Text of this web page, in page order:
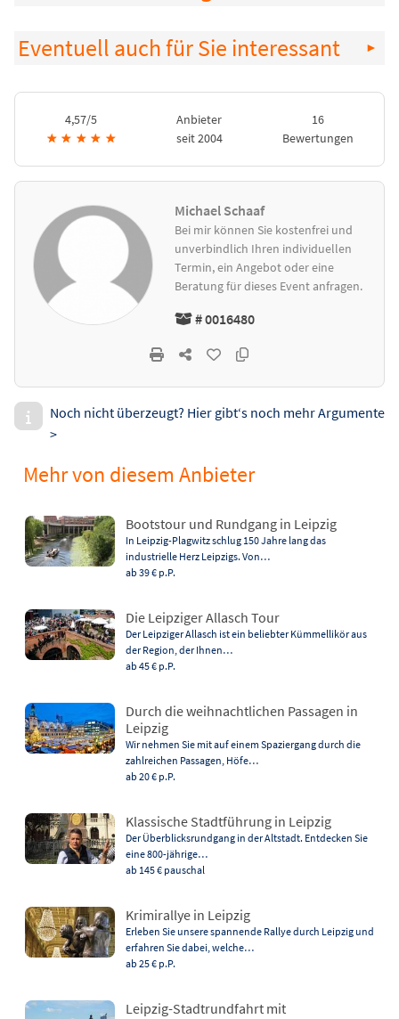
Eventuell auch für Sie interessant
4,57/5
★ ★ ★ ★ ★
Anbieter
seit 2004
16
Bewertungen
Michael Schaaf
Bei mir können Sie kostenfrei und
unverbindlich Ihren individuellen
Termin, ein Angebot oder eine
Beratung für dieses Event anfragen.
# 0016480
Noch nicht überzeugt? Hier gibt‘s noch mehr Argumente
>
Mehr von diesem Anbieter
Bootstour und Rundgang in Leipzig
In Leipzig-Plagwitz schlug 150 Jahre lang das
industrielle Herz Leipzigs. Von…
ab 39 € p.P.
Die Leipziger Allasch Tour
Der Leipziger Allasch ist ein beliebter Kümmellikör aus
der Region, der Ihnen…
ab 45 € p.P.
Durch die weihnachtlichen Passagen in
Leipzig
Wir nehmen Sie mit auf einem Spaziergang durch die
zahlreichen Passagen, Höfe…
ab 20 € p.P.
Klassische Stadtführung in Leipzig
Der Überblicksrundgang in der Altstadt. Entdecken Sie
eine 800-jährige…
ab 145 € pauschal
Krimirallye in Leipzig
Erleben Sie unsere spannende Rallye durch Leipzig und
erfahren Sie dabei, welche…
ab 25 € p.P.
Leipzig-Stadtrundfahrt mit